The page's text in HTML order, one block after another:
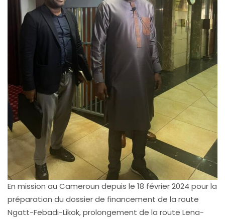
En mission au Cameroun depuis le 18 février 2024 pour la
préparation du dossier de financement de la route
Ngatt-Febadi-Likok, prolongement de la route Lena-